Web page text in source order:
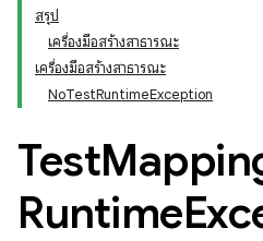
สรุป
เครื่องมือสร้างสาธารณะ
เครื่องมือสร้างสาธารณะ
NoTestRuntimeException
Test
Runtime